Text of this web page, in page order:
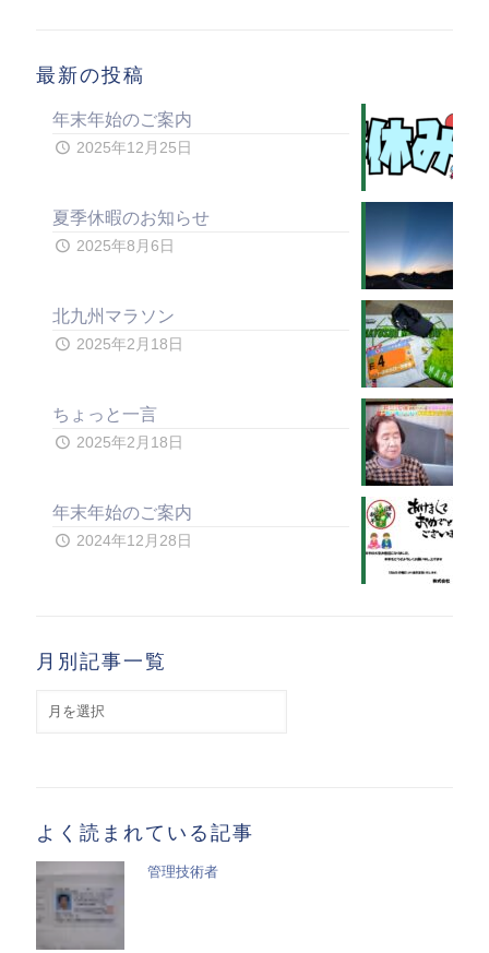
最新の投稿
年末年始のご案内
2025年12月25日
夏季休暇のお知らせ
2025年8月6日
北九州マラソン
2025年2月18日
ちょっと一言
2025年2月18日
年末年始のご案内
2024年12月28日
月別記事一覧
よく読まれている記事
管理技術者